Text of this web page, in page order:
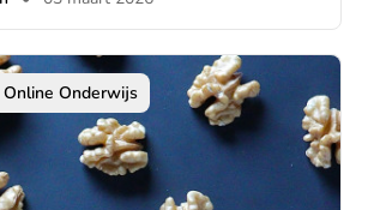
Onderwijs